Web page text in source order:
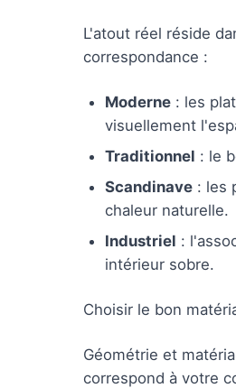
L'atout réel réside
correspondance :
Moderne : les
visuellement
Traditionnel : le
Scandinave : les
chaleur naturelle.
Industriel :
intérieur sobre.
Choisir le bon
Géométrie et
correspond à votre